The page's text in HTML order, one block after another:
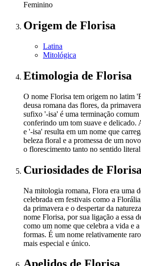
Feminino
Origem de Florisa
Latina
Mitológica
Etimologia de Florisa
O nome Florisa tem origem no latim
deusa romana das flores, da
sufixo '-isa' é uma terminação
conferindo um tom suave e delicado.
e '-isa' resulta em um nome que
beleza floral e a promessa de um
o florescimento tanto no sentido
Curiosidades de Florisa
Na mitologia romana, Flora era uma
celebrada em festivais como a
da primavera e o despertar da
nome Florisa, por sua ligação a essa
como um nome que celebra a vida e a
formas. É um nome relativamente
mais especial e único.